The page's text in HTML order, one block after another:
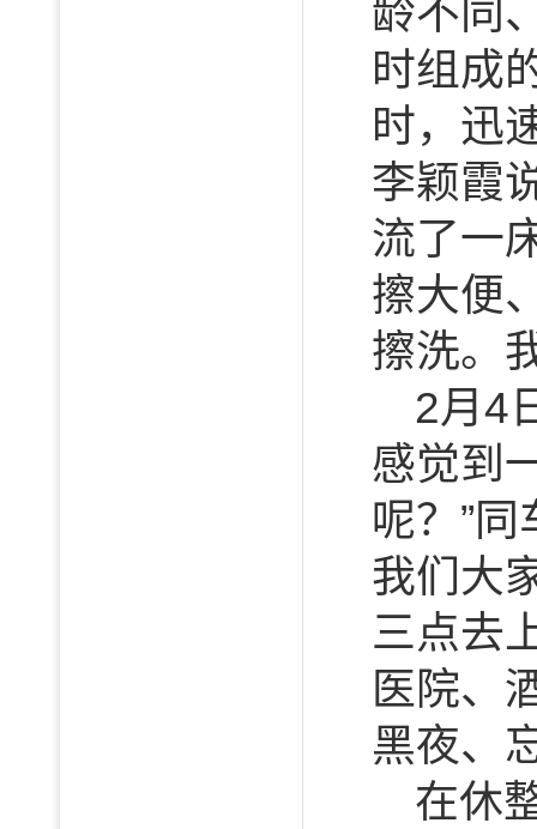
龄不同
时组成
时，迅
李颖霞
流了一
擦大便
擦洗。
2月4
感觉到
呢？”
我们大
三点去
医院、
黑夜、
在休